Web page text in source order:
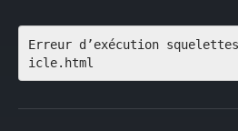
Erreur d’exécution
icle.html